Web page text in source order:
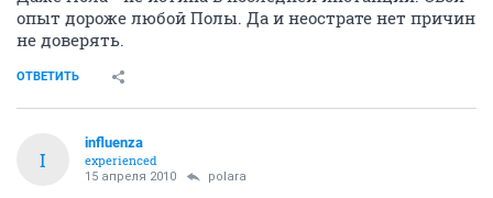
тоники с АНА согласна, у меня был тоник Лиерак,
отлично работал.
ОТВЕТИТЬ
polara
guru
15 апреля 2010 Asfura